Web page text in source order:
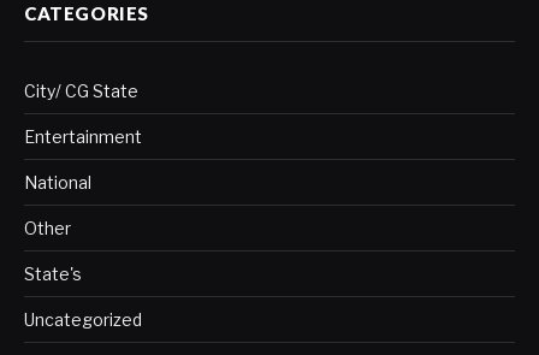
CATEGORIES
City/ CG State
Entertainment
National
Other
State's
Uncategorized